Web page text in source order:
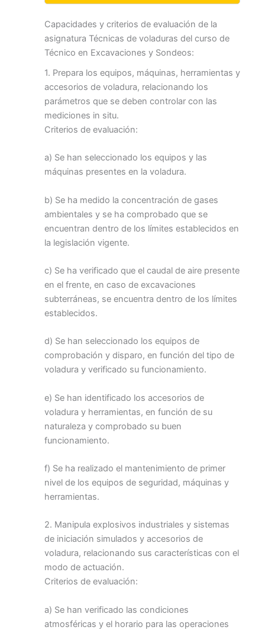
Capacidades y criterios de evaluación de la
asignatura Técnicas de voladuras del curso de
Técnico en Excavaciones y Sondeos:
1. Prepara los equipos, máquinas, herramientas y
accesorios de voladura, relacionando los
parámetros que se deben controlar con las
mediciones in situ.
Criterios de evaluación:
a) Se han seleccionado los equipos y las
máquinas presentes en la voladura.
b) Se ha medido la concentración de gases
ambientales y se ha comprobado que se
encuentran dentro de los límites establecidos en
la legislación vigente.
c) Se ha verificado que el caudal de aire presente
en el frente, en caso de excavaciones
subterráneas, se encuentra dentro de los límites
establecidos.
d) Se han seleccionado los equipos de
comprobación y disparo, en función del tipo de
voladura y verificado su funcionamiento.
e) Se han identificado los accesorios de
voladura y herramientas, en función de su
naturaleza y comprobado su buen
funcionamiento.
f) Se ha realizado el mantenimiento de primer
nivel de los equipos de seguridad, máquinas y
herramientas.
2. Manipula explosivos industriales y sistemas
de iniciación simulados y accesorios de
voladura, relacionando sus características con el
modo de actuación.
Criterios de evaluación:
a) Se han verificado las condiciones
atmosféricas y el horario para las operaciones